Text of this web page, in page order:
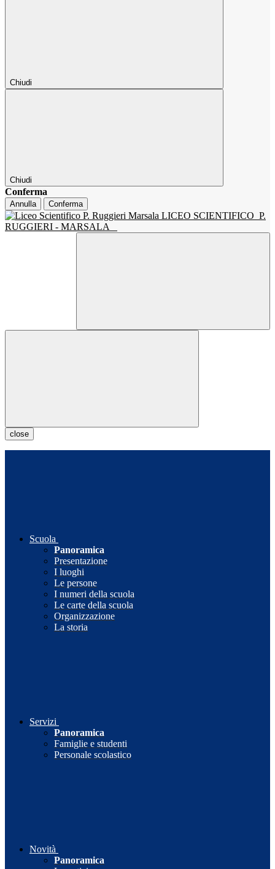
Chiudi
Chiudi
Conferma
Annulla Conferma
LICEO SCIENTIFICO P.
RUGGIERI - MARSALA
close
Scuola
Panoramica
Presentazione
I luoghi
Le persone
I numeri della scuola
Le carte della scuola
Organizzazione
La storia
Servizi
Panoramica
Famiglie e studenti
Personale scolastico
Novità
Panoramica